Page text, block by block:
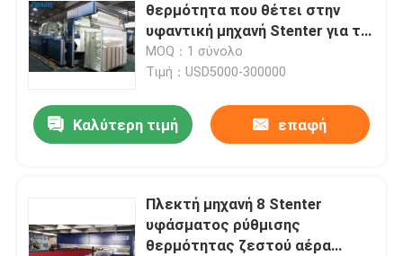
Επαφές
Προϊόντα
Μηχανή Stenter ζεστού αέρα
θερμότητα που θέτει στην
υφαντική μηχανή Stenter για το
βαρέων βαρών ύφασμα
MOQ：1 σύνολο
Τιμή：USD5000-300000
Καλύτερη τιμή επαφή
Πλεκτή μηχανή 8 Stenter
υφάσματος ρύθμισης
θερμότητας ζεστού αέρα